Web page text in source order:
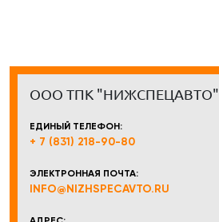
ООО ТПК "НИЖСПЕЦАВТО"
ЕДИНЫЙ ТЕЛЕФОН:
+ 7 (831) 218-90-80
ЭЛЕКТРОННАЯ ПОЧТА:
INFO@NIZHSPECAVTO.RU